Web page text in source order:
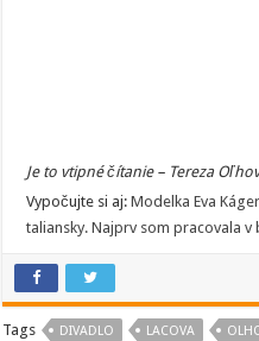
Je to vtipné čítanie – Tereza
Vypočujte si aj:Modelka Eva
taliansky. Najprv som pracovala v
Tags DIVADLO LACOVA